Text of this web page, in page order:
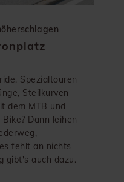
Spezialtouren
Steilkurven
dem MTB und
Dann leihen
fehlt an nichts
gibt's auch dazu.